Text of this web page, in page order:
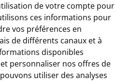
de votre compte pour
ces informations pour
vos préférences en
de différents canaux et à
disponibles
personnaliser nos offres de
utiliser des analyses